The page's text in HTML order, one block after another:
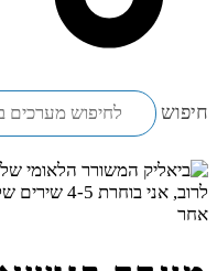
חיפוש